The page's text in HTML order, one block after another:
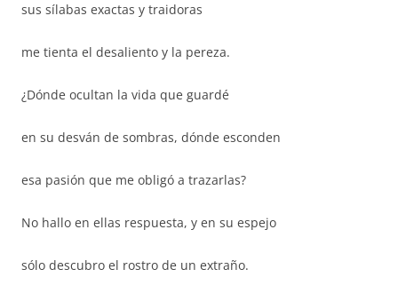
sus sílabas exactas y traidoras
me tienta el desaliento y la pereza.
¿Dónde ocultan la vida que guardé
en su desván de sombras, dónde esconden
esa pasión que me obligó a trazarlas?
No hallo en ellas respuesta, y en su espejo
sólo descubro el rostro de un extraño.